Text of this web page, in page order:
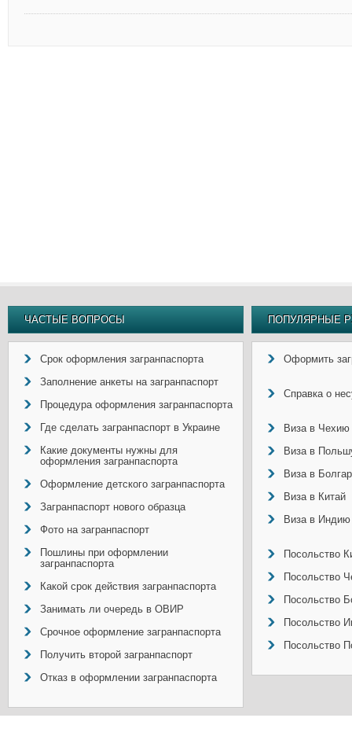
ЧАСТЫЕ ВОПРОСЫ
Срок оформления загранпаспорта
Заполнение анкеты на загранпаспорт
Процедура оформления загранпаспорта
Где сделать загранпаспорт в Украине
Какие документы нужны для
оформления загранпаспорта
Оформление детского загранпаспорта
Загранпаспорт нового образца
Фото на загранпаспорт
Пошлины при оформлении
загранпаспорта
Какой срок действия загранпаспорта
Занимать ли очередь в ОВИР
Срочное оформление загранпаспорта
Получить второй загранпаспорт
Отказ в оформлении загранпаспорта
ПОПУЛЯРНЫЕ
Оформить
Справка о
Виза в Чехию
Виза в
Виза в
Виза в Китай
Виза в Индию
Посольство
Посольство
Посольство
Посольство
Посольство